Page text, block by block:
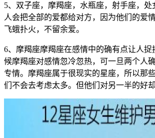
5、双子座，摩羯座，水瓶座，射手座，处
人会把全部的爱都给对方，因为他们的爱
飞蛾扑火，不留余爱。
6、摩羯座摩羯座在感情中的确有点让人捉
候摩羯座对感情忽冷忽热，可一旦两个人
专情。摩羯座属于很现实的星座，所以那
们不会去考虑太多。但他们对另一半的好却